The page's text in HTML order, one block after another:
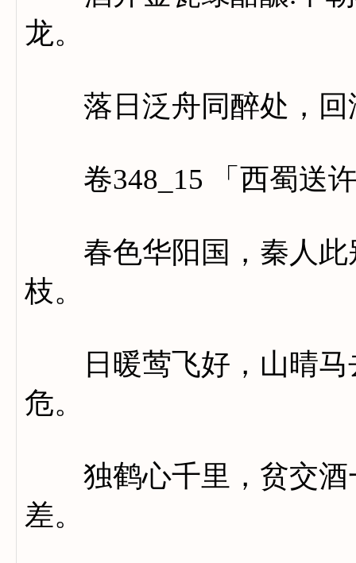
龙。
落日泛舟同醉处，回
卷348_15 「西蜀送许
春色华阳国，秦人此
枝。
日暖莺飞好，山晴马
危。
独鹤心千里，贫交酒
差。